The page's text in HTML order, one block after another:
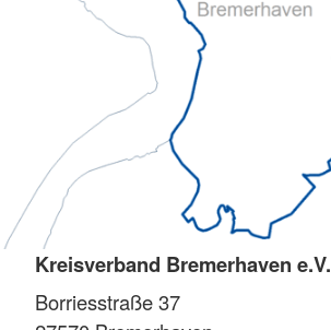
Kreisverband Bremerhaven e.V.
Borriesstraße 37